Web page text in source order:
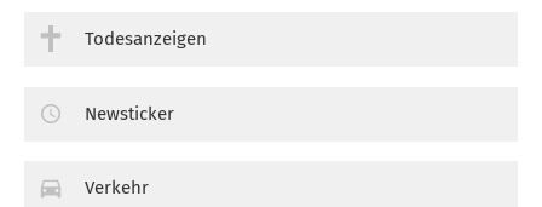
Todesanzeigen
Newsticker
Verkehr